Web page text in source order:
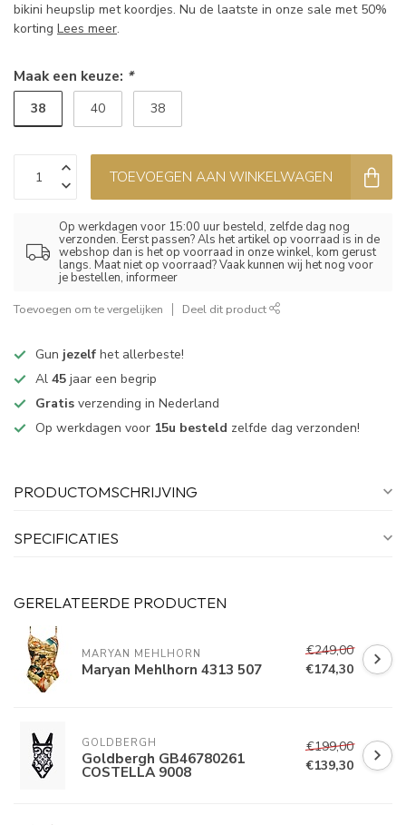
bikini heupslip met koordjes. Nu de laatste in onze sale met 50%
korting Lees meer.
Maak een keuze: *
38 40 38
TOEVOEGEN AAN WINKELWAGEN
Op werkdagen voor 15:00 uur besteld, zelfde dag nog
verzonden. Eerst passen? Als het artikel op voorraad is in de
webshop dan is het op voorraad in onze winkel, kom gerust
langs. Maat niet op voorraad? Vaak kunnen wij het nog voor
je bestellen, informeer
Toevoegen om te vergelijken Deel dit product
Gun jezelf het allerbeste!
Al 45 jaar een begrip
Gratis verzending in Nederland
Op werkdagen voor 15u besteld zelfde dag verzonden!
PRODUCTOMSCHRIJVING
SPECIFICATIES
GERELATEERDE PRODUCTEN
MARYAN MEHLHORN
Maryan Mehlhorn 4313 507
€249,00
€174,30
GOLDBERGH
Goldbergh GB46780261
COSTELLA 9008
€199,00
€139,30